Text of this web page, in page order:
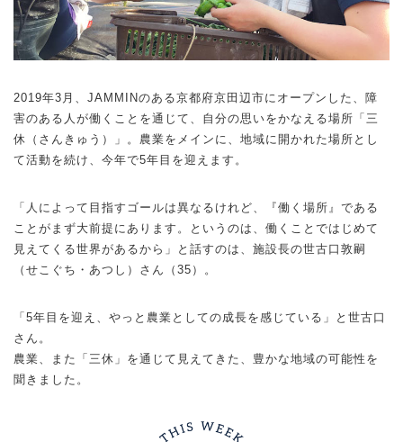
2019年3月、JAMMINのある京都府京田辺市にオープンした、障
害のある人が働くことを通じて、自分の思いをかなえる場所「三
休（さんきゅう）」。農業をメインに、地域に開かれた場所とし
て活動を続け、今年で5年目を迎えます。
「人によって目指すゴールは異なるけれど、『働く場所』である
ことがまず大前提にあります。というのは、働くことではじめて
見えてくる世界があるから」と話すのは、施設長の世古口敦嗣
（せこぐち・あつし）さん（35）。
「5年目を迎え、やっと農業としての成長を感じている」と世古口
さん。
農業、また「三休」を通じて見えてきた、豊かな地域の可能性を
聞きました。